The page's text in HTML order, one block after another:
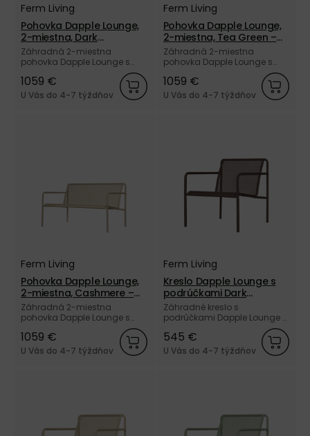
Ferm Living
Pohovka Dapple Lounge,
2-miestna, Dark
Chocolate – hnedá
Záhradná 2-miestna
pohovka Dapple Lounge s
elektrogalvanizovanej ocele
a vonkajším práškovým
nástrekom v hnedej farbe od
1059 €
U Vás do 4-7 týždňov
Ferm Living
Pohovka Dapple Lounge,
2-miestna, Tea Green –
zelená
Záhradná 2-miestna
pohovka Dapple Lounge s
elektrogalvanizovanej ocele
a vonkajším práškovým
nástrekom v zelenej farbe od
1059 €
U Vás do 4-7 týždňov
Ferm Living
Pohovka Dapple Lounge,
2-miestna, Cashmere –
kašmírová
Záhradná 2-miestna
pohovka Dapple Lounge s
elektrogalvanizovanej ocele
a vonkajším práškovým
nástrekom v kašmírovej farbe
1059 €
U Vás do 4-7 týždňov
Ferm Living
Kreslo Dapple Lounge s
podrúčkami Dark
chocolate – hnedé
Záhradné kreslo s
podrúčkami Dapple Lounge z
elektrogalvanizovanej ocele
a vonkajším práškovým
nástrekom hnedej farby od
dánskej značky Ferm Living.
545 €
U Vás do 4-7 týždňov